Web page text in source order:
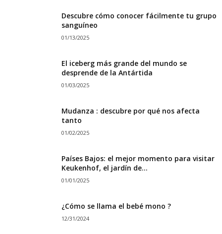
Descubre cómo conocer fácilmente tu grupo
sanguíneo
01/13/2025
El iceberg más grande del mundo se
desprende de la Antártida
01/03/2025
Mudanza : descubre por qué nos afecta
tanto
01/02/2025
Países Bajos: el mejor momento para visitar
Keukenhof, el jardín de...
01/01/2025
¿Cómo se llama el bebé mono ?
12/31/2024